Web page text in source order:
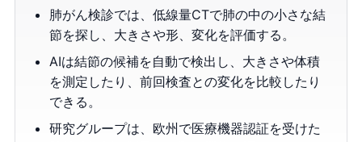
肺がん検診では、低線量CTで肺の中の小さな結
節を探し、大きさや形、変化を評価する。
AIは結節の候補を自動で検出し、大きさや体積
を測定したり、前回検査との変化を比較したり
できる。
研究グループは、欧州で医療機器認証を受けた